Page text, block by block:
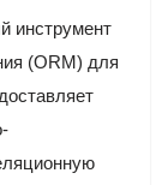
инструмент
(ORM) для